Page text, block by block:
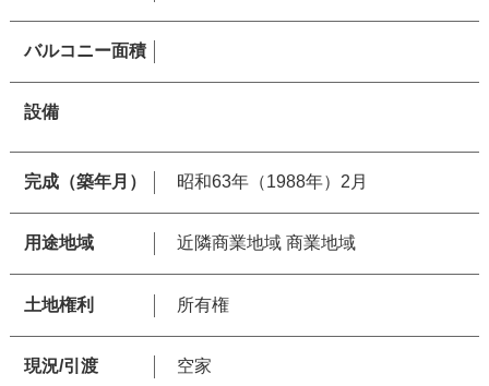
バルコニー面積
設備
完成（築年月） 昭和63年（1988年）2月
用途地域 近隣商業地域 商業地域
土地権利 所有権
現況/引渡 空家